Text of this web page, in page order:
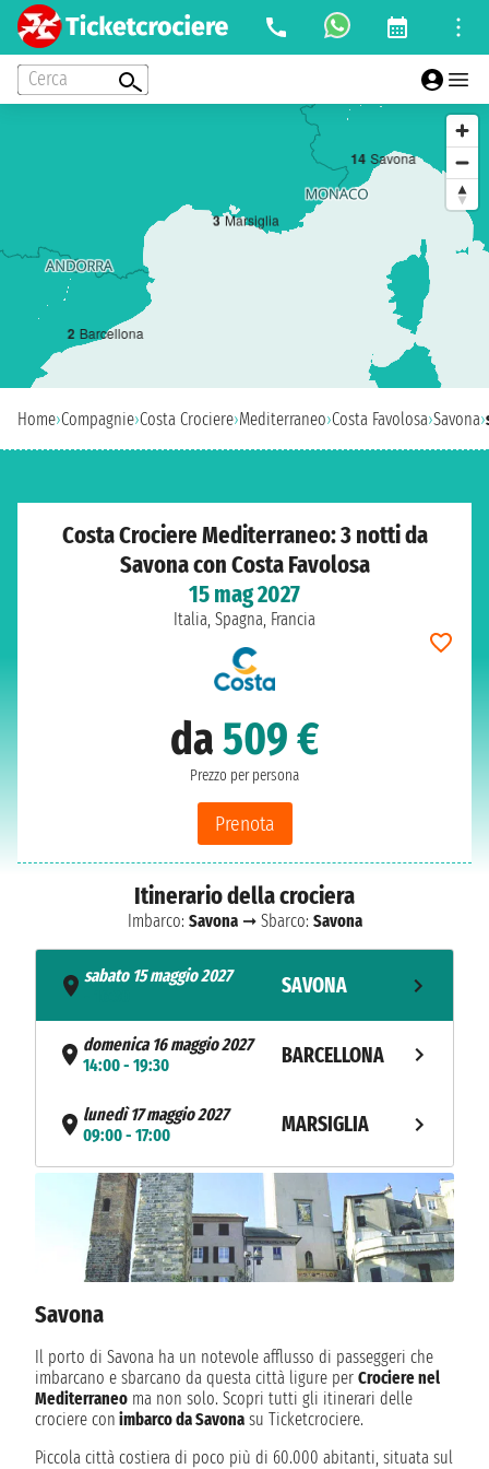
Cerca
14 Savona
2 Barcellona
3 Marsiglia
Home›Compagnie›Costa Crociere›Mediterraneo›Costa Favolosa›Savona›
Costa Crociere Mediterraneo: 3 notti da
Savona con Costa Favolosa
15 mag 2027
Italia, Spagna, Francia
da509 €
Prezzo per persona
Prenota
Itinerario della crociera
Imbarco: Savona➞ Sbarco: Savona
sabato 15 maggio 2027
SAVONA
domenica 16 maggio 2027
14:00 - 19:30
BARCELLONA
lunedì 17 maggio 2027
09:00 - 17:00
MARSIGLIA
martedì 18 maggio 2027
08:00
SAVONA
Savona
Il porto di Savona ha un notevole afflusso di passeggeri che
imbarcano e sbarcano da questa città ligure per Crociere nel
Mediterraneo ma non solo. Scopri tutti gli itinerari delle
crociere con imbarco da Savona su Ticketcrociere.
Piccola città costiera di poco più di 60.000 abitanti, situata sul